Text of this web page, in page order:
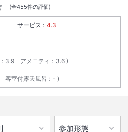
(全455件の評価)
サービス： 4.3
： 3.9 アメニティ ： 3.6
客室付露天風呂 ： -